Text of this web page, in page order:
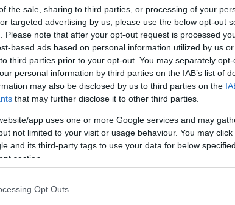
the sale, sharing to third parties, or processing of your
targeted advertising by us, please use the below opt-out
Please note that after your opt-out request is processed
based ads based on personal information utilized by us
third parties prior to your opt-out. You may separately
personal information by third parties on the IAB’s list of
may also be disclosed by us to third parties on the
that may further disclose it to other third parties.
app uses one or more Google services and may
not limited to your visit or usage behaviour. You may
and its third-party tags to use your data for below
section.
Opt Outs